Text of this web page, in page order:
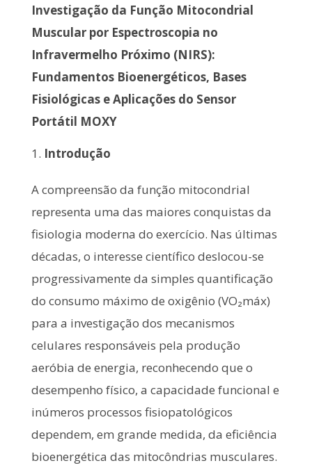
Investigação da Função Mitocondrial
Muscular por Espectroscopia no
Infravermelho Próximo (NIRS):
Fundamentos Bioenergéticos, Bases
Fisiológicas e Aplicações do Sensor
Portátil MOXY
Introdução
A compreensão da função mitocondrial
representa uma das maiores conquistas da
fisiologia moderna do exercício. Nas últimas
décadas, o interesse científico deslocou-se
progressivamente da simples quantificação
do consumo máximo de oxigênio (VO₂máx)
para a investigação dos mecanismos
celulares responsáveis pela produção
aeróbia de energia, reconhecendo que o
desempenho físico, a capacidade funcional e
inúmeros processos fisiopatológicos
dependem, em grande medida, da eficiência
bioenergética das mitocôndrias musculares.